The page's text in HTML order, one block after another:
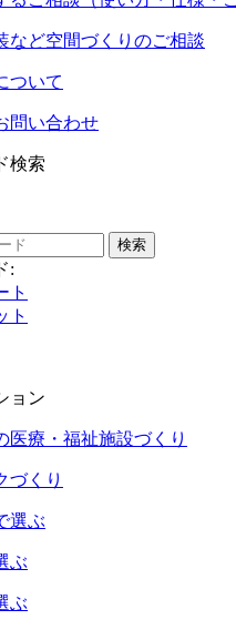
など空間づくりのご相談
ついて
問い合わせ
検索
検索
:
ト
ト
ョン
医療・福祉施設づくり
づくり
選ぶ
ぶ
ぶ